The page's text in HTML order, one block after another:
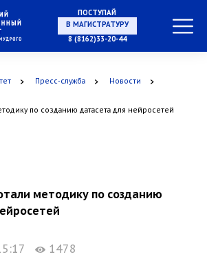
ПОСТУПАЙ
НА СПЕЦИАЛИТЕТ
В МАГИСТРАТУРУ
В АСПИРАНТУРУ
8 (8162)33-20-44
Пресс-служба Новости
по созданию датасета для нейросетей
методику по созданию
1478